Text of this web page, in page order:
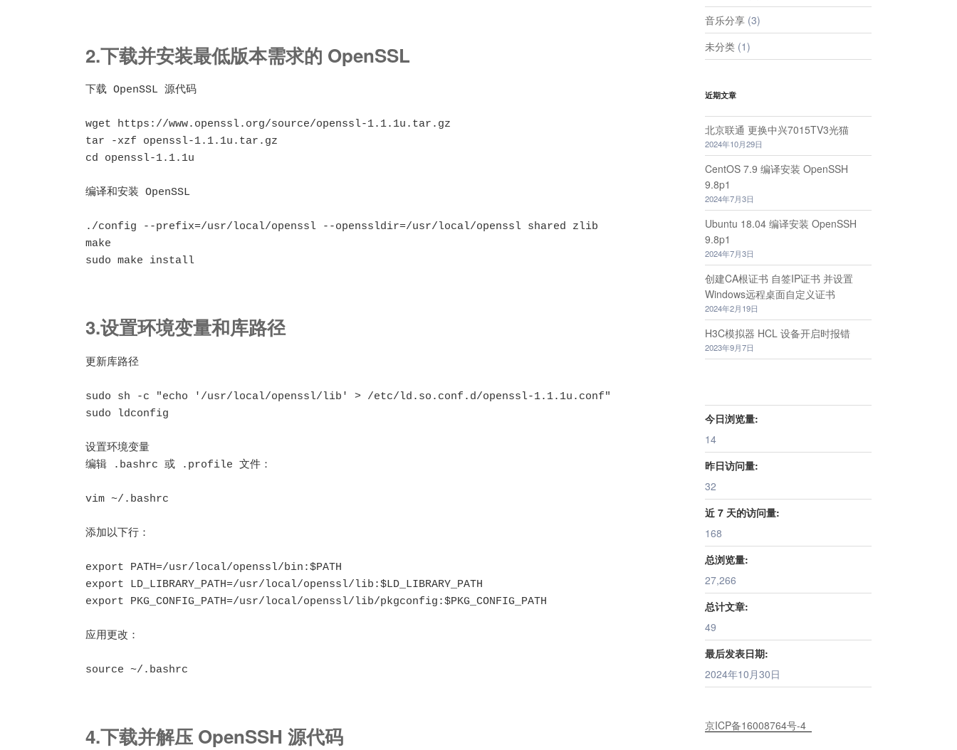
2.下载并安装最低版本需求的 OpenSSL
下载 OpenSSL 源代码
wget https://www.openssl.org/source/openssl-1.1.1u.tar.gz
tar -xzf openssl-1.1.1u.tar.gz
cd openssl-1.1.1u
编译和安装 OpenSSL
./config --prefix=/usr/local/openssl --openssldir=/usr/local/openssl shared zlib
make
sudo make install
3.设置环境变量和库路径
更新库路径
sudo sh -c "echo '/usr/local/openssl/lib' > /etc/ld.so.conf.d/openssl-1.1.1u.conf"
sudo ldconfig
设置环境变量
编辑 .bashrc 或 .profile 文件：
vim ~/.bashrc
添加以下行：
export PATH=/usr/local/openssl/bin:$PATH
export LD_LIBRARY_PATH=/usr/local/openssl/lib:$LD_LIBRARY_PATH
export PKG_CONFIG_PATH=/usr/local/openssl/lib/pkgconfig:$PKG_CONFIG_PATH
应用更改：
source ~/.bashrc
4.下载并解压 OpenSSH 源代码
音乐分享 (3)
未分类 (1)
近期文章
北京联通 更换中兴7015TV3光猫
2024年10月29日
CentOS 7.9 编译安装 OpenSSH
9.8p1
2024年7月3日
Ubuntu 18.04 编译安装 OpenSSH
9.8p1
2024年7月3日
创建CA根证书 自签IP证书 并设置
Windows远程桌面自定义证书
2024年2月19日
H3C模拟器 HCL 设备开启时报错
2023年9月7日
今日浏览量:
14
昨日访问量:
32
近 7 天的访问量:
168
总浏览量:
27,266
总计文章:
49
最后发表日期:
2024年10月30日
京ICP备16008764号-4